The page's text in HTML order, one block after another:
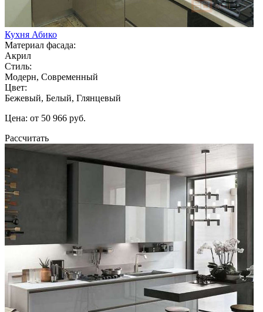
Кухня Абико
Материал фасада:
Акрил
Стиль:
Модерн, Современный
Цвет:
Бежевый, Белый, Глянцевый
Цена: от 50 966 руб.
Рассчитать